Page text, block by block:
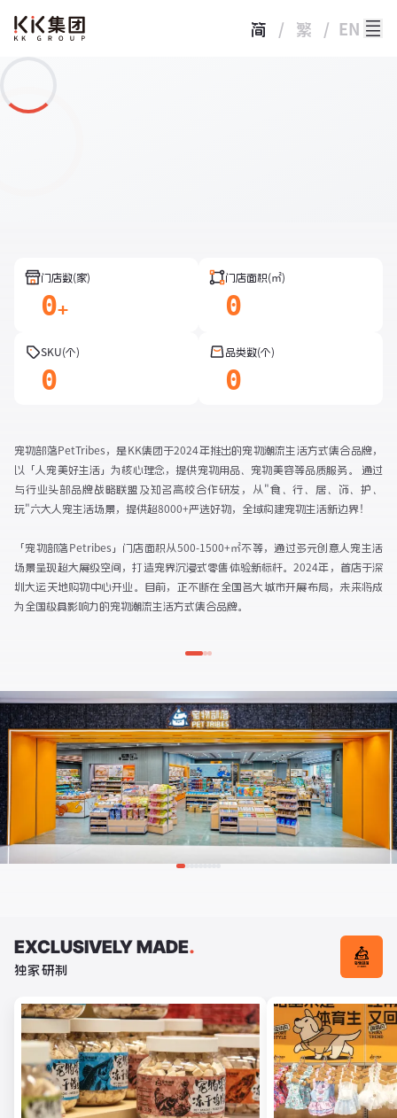
简 / 繁 / EN
门店数(家)
0+
门店面积(㎡)
0
SKU(个)
0
品类数(个)
0
宠物部落PetTribes，是KK集团于2024年推出的宠物潮流生活方式集合品牌，
以「人宠美好生活」为核心理念，提供宠物用品、宠物美容等品质服务。 通过
与行业头部品牌战略联盟及知名高校合作研发，从"食、行、居、饰、护、
玩"六大人宠生活场景，提供超8000+严选好物，全域构建宠物生活新边界！
「宠物部落Petribes」门店面积从500-1500+㎡不等，通过多元创意人宠生活
场景呈现超大展级空间，打造宠界沉浸式零售体验新标杆。2024年，首店于深
圳大运天地购物中心开业。目前，正不断在全国各大城市开展布局，未来将成
为全国极具影响力的宠物潮流生活方式集合品牌。
EXCLUSIVELY MADE.
独家研制